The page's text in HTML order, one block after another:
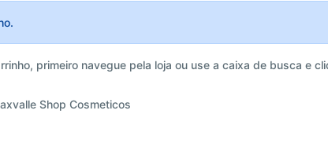
primeiro navegue pela loja ou use a caixa de busca e
Shop Cosmeticos